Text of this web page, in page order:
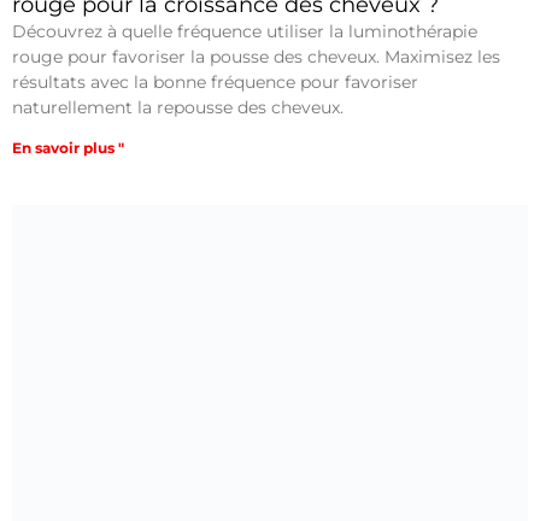
Découvrez à quelle fréquence utiliser la luminothérapie
rouge pour favoriser la pousse des cheveux. Maximisez les
résultats avec la bonne fréquence pour favoriser
naturellement la repousse des cheveux.
En savoir plus "